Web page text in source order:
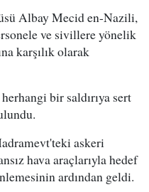
Albay Mecid en-Nazili,
ve sivillere yönelik
karşılık olarak
bir saldırıya sert
askeri
hava araçlarıyla hedef
ardından geldi.